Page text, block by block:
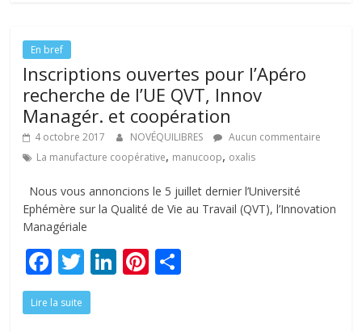
o
o
k
En bref
Inscriptions ouvertes pour l’Apéro
recherche de l’UE QVT, Innov
Managér. et coopération
4 octobre 2017 NOVÉQUILIBRES
Aucun commentaire
La manufacture coopérative, manucoop, oxalis
Nous vous annoncions le 5 juillet dernier l’Université
Ephémère sur la Qualité de Vie au Travail (QVT), l’Innovation
Managériale
F
ac
e
T
w
itt
Li Pi
Lire la suite